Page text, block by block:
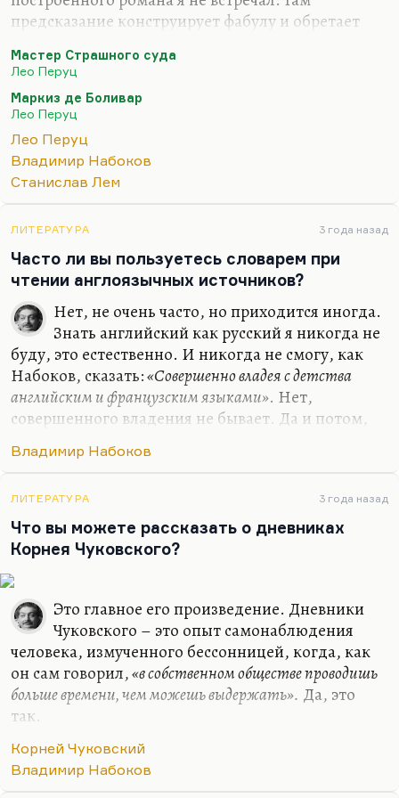
Те обстоятельства, которые предшествовали его
рождению, довольно, в случае Набокова,…
предсказание конструирует фабулу и обретает
Боливар предсказал, сбывается. Это, конечно,
гениальный роман совершенно. Ну и «Снег
Святого Петра», ну и «Ночью под каменным
мостом». Перуц был чем позже, тем лучше. Но и
тем труднее ему было писать.
Конечно, вот этот «Мастер Страшного суда»,
роман, очень жуткий, готический. Перуц же
вообще был математик и шахматист, поэтому его
конструкции обладают великолепным…
Мастер Страшного суда
Лео Перуц
Маркиз де Боливар
Лео Перуц
Лео Перуц
Владимир Набоков
Станислав Лем
ЛИТЕРАТУРА 3 года назад
Часто ли вы пользуетесь словарем при
чтении англоязычных источников?
Нет, не очень часто, но приходится иногда.
Знать английский как русский я никогда не
буду, это естественно. И никогда не смогу, как
Набоков, сказать:«Совершенно владея с детства
английским и французским языками». Нет,
совершенного владения не бывает. Да и потом,
довольно регулярно: есть знаменитая его
сознательно позирует, но лишний раз
подчеркивает необозримость запаса словарного,
огромность английских лексических пластов, –
озадаченным видом. Нельзя не прибегать к
словарю, когда ты работаешь с чужим языком. И
ничего унизительного для себя…
Владимир Набоков
ЛИТЕРАТУРА 3 года назад
Что вы можете рассказать о дневниках
Корнея Чуковского?
Это главное его произведение. Дневники
Чуковского – это опыт самонаблюдения
человека, измученного бессонницей, когда, как
он сам говорил,«в собственном обществе проводишь
больше времени, чем можешь выдержать». Да, это
так.
Чуковский – «белый волк», как называл его
Шварц; причудливое, прекрасное, озлобленное
Корней Чуковский
Владимир Набоков